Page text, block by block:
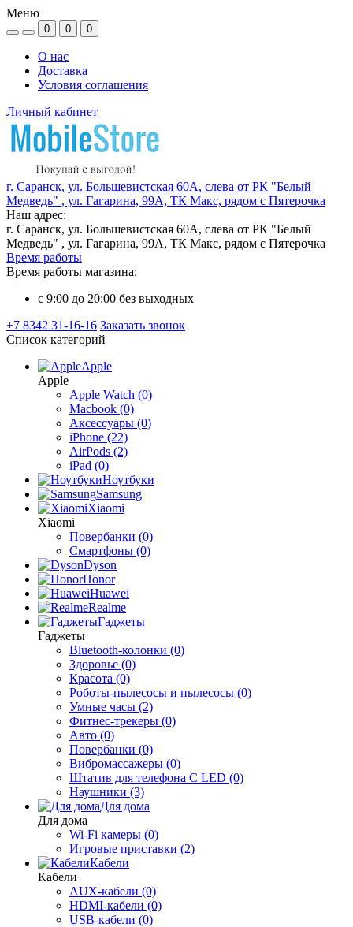
Меню
0 0 0
О нас
Доставка
Условия соглашения
Личный кабинет
г. Саранск, ул. Большевистская 60А, слева от РК "Белый
Медведь" , ул. Гагарина, 99А, ТК Макс, рядом с Пятерочка
Наш адрес:
г. Саранск, ул. Большевистская 60А, слева от РК "Белый
Медведь" , ул. Гагарина, 99А, ТК Макс, рядом с Пятерочка
Время работы
Время работы магазина:
с 9:00 до 20:00 без выходных
+7 8342 31-16-16 Заказать звонок
Список категорий
Apple
Apple
Apple Watch (0)
Macbook (0)
Аксессуары (0)
iPhone (22)
AirPods (2)
iPad (0)
Ноутбуки
Samsung
Xiaomi
Xiaomi
Повербанки (0)
Смартфоны (0)
Dyson
Honor
Huawei
Realme
Гаджеты
Гаджеты
Bluetooth-колонки (0)
Здоровье (0)
Красота (0)
Роботы-пылесосы и пылесосы (0)
Умные часы (2)
Фитнес-трекеры (0)
Авто (0)
Повербанки (0)
Вибромассажеры (0)
Штатив для телефона С LED (0)
Наушники (3)
Для дома
Для дома
Wi-Fi камеры (0)
Игровые приставки (2)
Кабели
Кабели
AUX-кабели (0)
HDMI-кабели (0)
USB-кабели (0)